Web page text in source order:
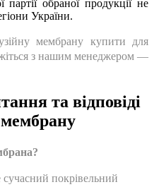
партії обраної продукції не
України.
мембрану купити для
з нашим менеджером —
та відповіді
покрівельний